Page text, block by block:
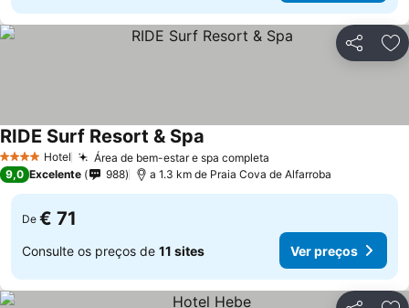
Partilhar
4 EstrelasHotel Área de bem-estar e spa completa
RIDE Surf Resort & Spa
9,0 Excelente 988 a 1.3 km de Praia Cova de Alfarroba
De € 71
Consulte os preços de 11 sites Ver preços